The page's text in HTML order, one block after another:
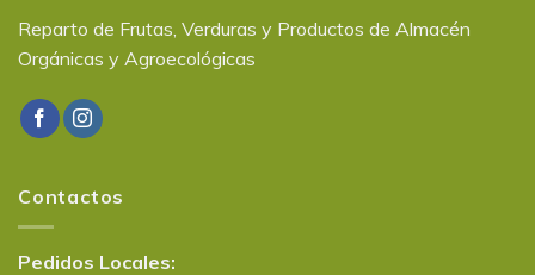
Reparto de Frutas, Verduras y Productos de Almacén
Orgánicas y Agroecológicas
Contactos
Pedidos Locales: